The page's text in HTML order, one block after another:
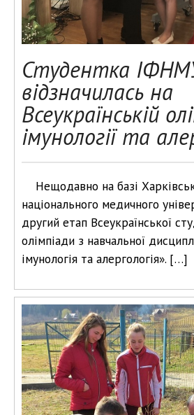
Студентка
відзначилась на
Всеукраїнській
імунології та
Нещодавно на базі
національного медичного
другий етап Всеукраїнської
олімпіади з навчальної
імунологія та алергологія». […]